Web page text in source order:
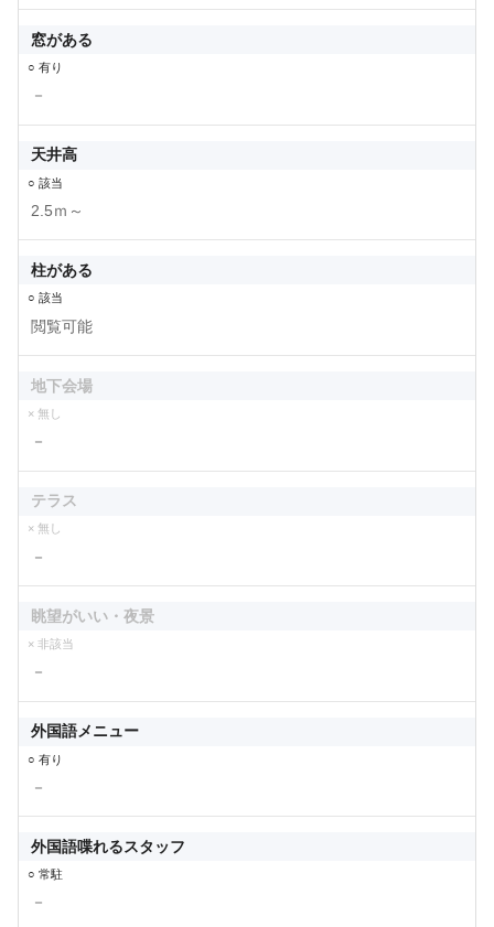
窓がある
○ 有り
－
天井高
○ 該当
2.5ｍ～
柱がある
○ 該当
閲覧可能
地下会場
× 無し
－
テラス
× 無し
－
眺望がいい・夜景
× 非該当
－
外国語メニュー
○ 有り
－
外国語喋れるスタッフ
○ 常駐
－